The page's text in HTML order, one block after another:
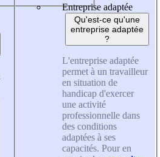
Entreprise adaptée
Qu'est-ce qu'une
entreprise adaptée
?
L'entreprise adaptée
permet à un travailleur
en situation de
handicap d'exercer
une activité
professionnelle dans
des conditions
adaptées à ses
capacités. Pour en